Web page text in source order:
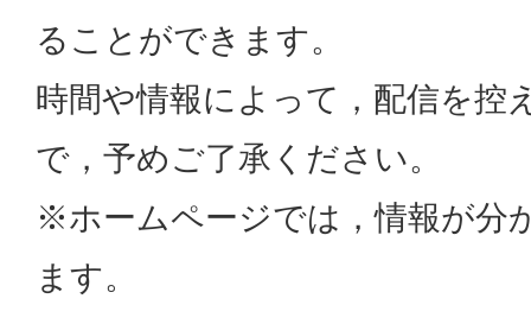
ることができます。
時間や情報によって，配信を控
で，予めご了承ください。
※ホームページでは，情報が分
ます。